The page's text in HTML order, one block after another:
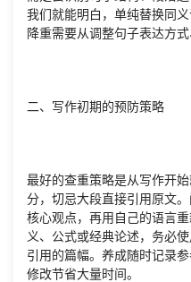
我们就能明白，单纯替换同
降重需要从调整句子表达方式
二、写作初期的预防策略
最好的查重策略是从写作开
分，切忌大段直接引用原文
核心观点，再用自己的语言
义、公式或经典论述，务必
引用的篇幅。养成随时记录
修改节省大量时间。